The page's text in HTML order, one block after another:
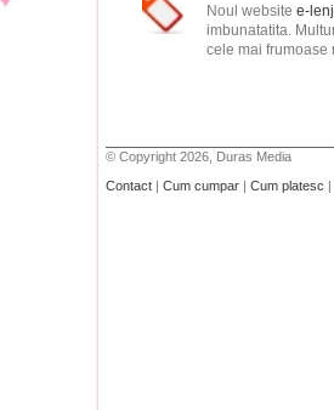
Noul website e-
imbunatatita.
cele mai frumoase
© Copyright 2026, Duras Media
Contact | Cum cumpar | Cum platesc |